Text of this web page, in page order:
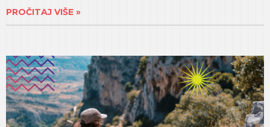
PROČITAJ VIŠE »